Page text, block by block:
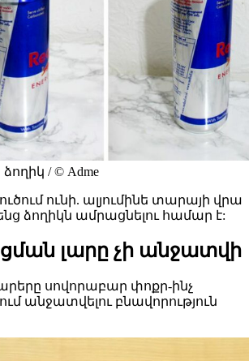
/ © Adme
ունի. ալյումինե տարայի վրա
ձողիկն ամրացնելու համար է:
լարը չի անջատվի
սովորաբար փոքր-ինչ
անջատվելու բնավորություն